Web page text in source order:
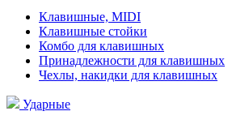
Клавишные, MIDI
Клавишные стойки
Комбо для клавишных
Принадлежности для клавишных
Чехлы, накидки для клавишных
Ударные